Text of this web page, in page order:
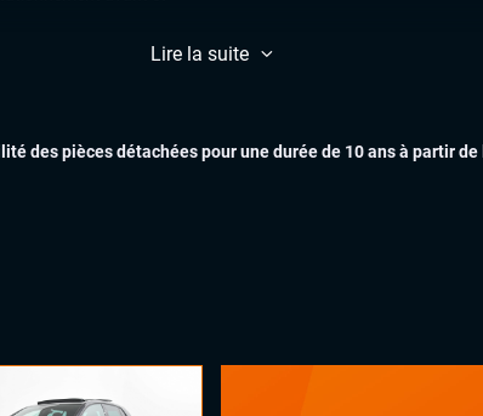
Lire la suite
des pièces détachées pour une durée de 10 ans à partir